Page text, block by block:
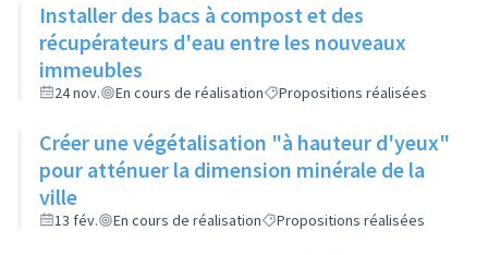
Installer des bacs à compost et des
récupérateurs d'eau entre les nouveaux
immeubles
24 nov. En cours de réalisation Propositions réalisées
Créer une végétalisation "à hauteur d'yeux"
pour atténuer la dimension minérale de la
ville
13 fév. En cours de réalisation Propositions réalisées